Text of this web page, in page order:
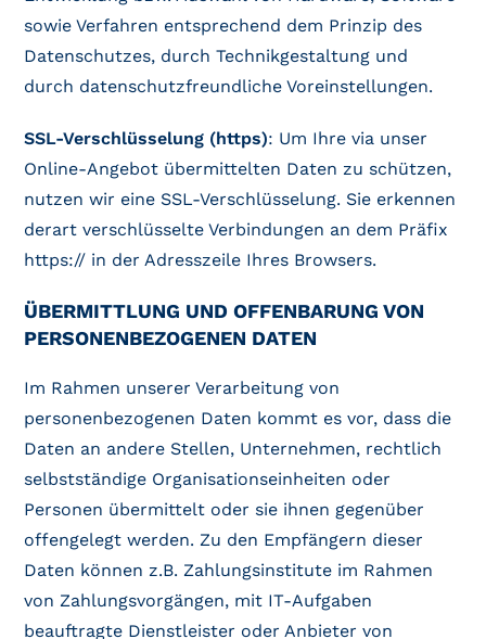
sowie Verfahren entsprechend dem Prinzip des
Datenschutzes, durch Technikgestaltung und
durch datenschutzfreundliche Voreinstellungen.
SSL-Verschlüsselung (https): Um Ihre via unser
Online-Angebot übermittelten Daten zu schützen,
nutzen wir eine SSL-Verschlüsselung. Sie erkennen
derart verschlüsselte Verbindungen an dem Präfix
https:// in der Adresszeile Ihres Browsers.
ÜBERMITTLUNG UND OFFENBARUNG VON
PERSONENBEZOGENEN DATEN
Im Rahmen unserer Verarbeitung von
personenbezogenen Daten kommt es vor, dass die
Daten an andere Stellen, Unternehmen, rechtlich
selbstständige Organisationseinheiten oder
Personen übermittelt oder sie ihnen gegenüber
offengelegt werden. Zu den Empfängern dieser
Daten können z.B. Zahlungsinstitute im Rahmen
von Zahlungsvorgängen, mit IT-Aufgaben
beauftragte Dienstleister oder Anbieter von